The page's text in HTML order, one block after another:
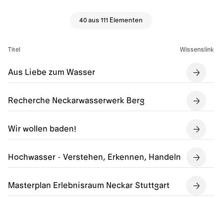
40 aus 111 Elementen
Titel Wissenslink
Aus Liebe zum Wasser
Recherche Neckarwasserwerk Berg
Wir wollen baden!
Hochwasser - Verstehen, Erkennen, Handeln
Masterplan Erlebnisraum Neckar Stuttgart